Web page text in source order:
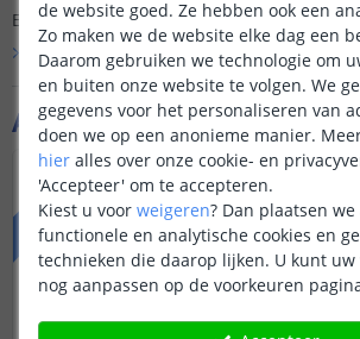
Aanvullende producten
VOORDEELSET
Er is nog geen vraag gesteld over dit
Bekijk alle Vraag & antwoord
de website goed. Ze hebben ook een
Zo maken we de website elke dag een
Daarom gebruiken we technologie om
en buiten onze website te volgen. We
gegevens voor het personaliseren van
doen we op een anonieme manier.
hier alles over onze cookie- en
'Accepteer' om te accepteren.
Kiest u voor weigeren? Dan plaatsen we
functionele en analytische cookies en
technieken die daarop lijken. U kunt
nog aanpassen op de voorkeuren